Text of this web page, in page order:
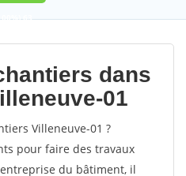
63
dans
01
Villeneuve-01 ?
pour faire des travaux
du bâtiment, il